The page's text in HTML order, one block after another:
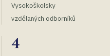
Vysokoškolsky
vzdělaných odborníků
4